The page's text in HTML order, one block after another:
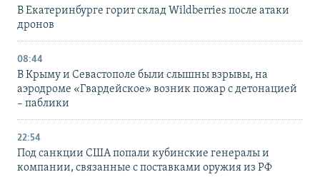
В Екатеринбурге горит склад Wildberries после атаки
дронов
08:44
В Крыму и Севастополе были слышны взрывы, на
аэродроме «Гвардейское» возник пожар с детонацией
– паблики
22:54
Под санкции США попали кубинские генералы и
компании, связанные с поставками оружия из РФ